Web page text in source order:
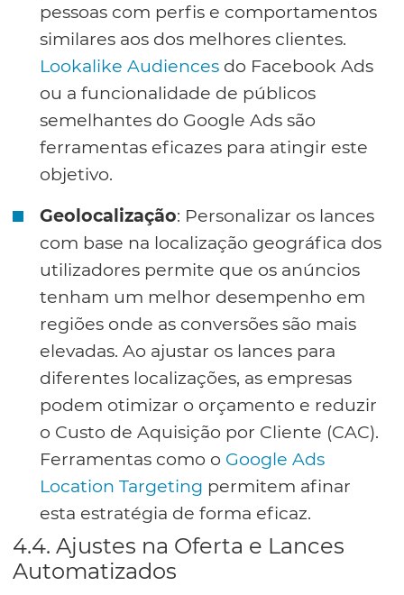
pessoas com perfis e comportamentos
similares aos dos melhores clientes.
Lookalike Audiences do Facebook Ads
ou a funcionalidade de públicos
semelhantes do Google Ads são
ferramentas eficazes para atingir este
objetivo.
Geolocalização: Personalizar os lances
com base na localização geográfica dos
utilizadores permite que os anúncios
tenham um melhor desempenho em
regiões onde as conversões são mais
elevadas. Ao ajustar os lances para
diferentes localizações, as empresas
podem otimizar o orçamento e reduzir
o Custo de Aquisição por Cliente (CAC).
Ferramentas como o Google Ads
Location Targeting permitem afinar
esta estratégia de forma eficaz.
4.4. Ajustes na Oferta e Lances
Automatizados